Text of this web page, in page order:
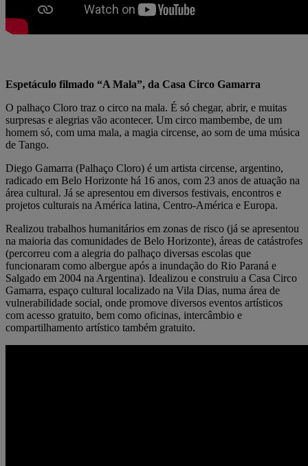
Espetáculo filmado “A Mala”, da Casa Circo Gamarra
O palhaço Cloro traz o circo na mala. É só chegar, abrir, e muitas
surpresas e alegrias vão acontecer. Um circo mambembe, de um
homem só, com uma mala, a magia circense, ao som de uma música
de Tango.
Diego Gamarra (Palhaço Cloro) é um artista circense, argentino,
radicado em Belo Horizonte há 16 anos, com 23 anos de atuação na
área cultural. Já se apresentou em diversos festivais, encontros e
projetos culturais na América latina, Centro-América e Europa.
Realizou trabalhos humanitários em zonas de risco (já se apresentou
na maioria das comunidades de Belo Horizonte), áreas de catástrofes
(percorreu com a alegria do palhaço diversas escolas que
funcionaram como albergue após a inundação do Rio Paraná e
Salgado em 2004 na Argentina). Idealizou e construiu a Casa Circo
Gamarra, espaço cultural localizado na Vila Dias, numa área de
vulnerabilidade social, onde promove diversos eventos artísticos
com acesso gratuito, bem como oficinas, intercâmbio e
compartilhamento artístico também gratuito.